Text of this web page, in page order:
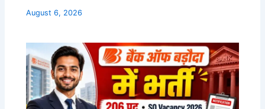
August 6, 2026